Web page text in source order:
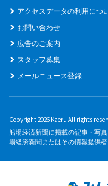
アクセスデータの利用につ
お問い合わせ
広告のご案内
スタッフ募集
メールニュース登録
Copyright 2026 Kaeru All rights
船場経済新聞に掲載の記事・写
場経済新聞またはその情報提供者